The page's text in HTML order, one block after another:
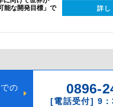
能な開発目標」で
詳し
の
0896-
[電話受付] 9